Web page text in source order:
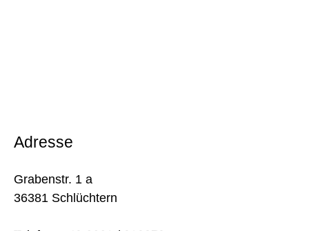
Adresse
Grabenstr. 1 a
36381 Schlüchtern